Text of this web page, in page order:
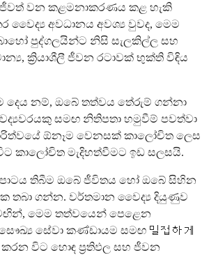
ජීවත් වන කළමනාකරණය කළ හැකි
වෛද්‍ය අවධානය අවශ්‍ය වුවද, මෙම
පුද්ගලයින්ට නිසි සැලකිල්ල සහ
ක්‍රියාශීලී ජීවන රටාවක් භුක්ති විඳිය
දෙය නම්, ඔබේ තත්වය තේරුම් ගන්නා
සමඟ නිතිපතා හමුවීම් පවත්වා
ඕනෑම වෙනසක් කාලෝචිත ලෙස
කාලෝචිත මැදිහත්වීමට ඉඩ සලසයි.
තිබීම ඔබේ ජීවිතය හෝ ඔබේ සිහින
තබා ගන්න. වර්තමාන වෛද්‍ය දියුණුව
මෙම තත්වයෙන් පෙළෙන
සේවා කණ්ඩායම සමඟ 밀접하게
විට හොඳ ප්‍රතිඵල සහ ජීවන